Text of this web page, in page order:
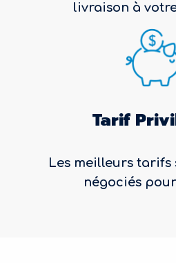
livraison à
Tarif
Les meilleurs tarifs
négociés